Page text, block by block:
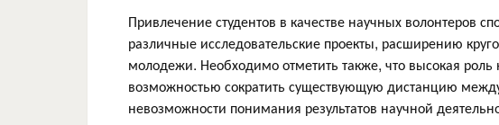
Привлечение студентов в качестве научных волонтеров
различные исследовательские проекты, расширению
молодежи. Необходимо отметить также, что высокая роль
возможностью сократить существующую дистанцию
невозможности понимания результатов научной